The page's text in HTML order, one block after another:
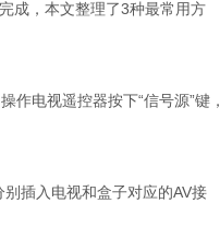
成，本文整理了3种最常用方
作电视遥控器按下“信号源”键，
插入电视和盒子对应的AV接